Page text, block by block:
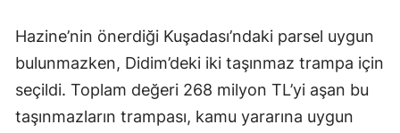
Hazine’nin önerdiği Kuşadası’ndaki parsel uygun
bulunmazken, Didim’deki iki taşınmaz trampa için
seçildi. Toplam değeri 268 milyon TL’yi aşan bu
taşınmazların trampası, kamu yararına uygun